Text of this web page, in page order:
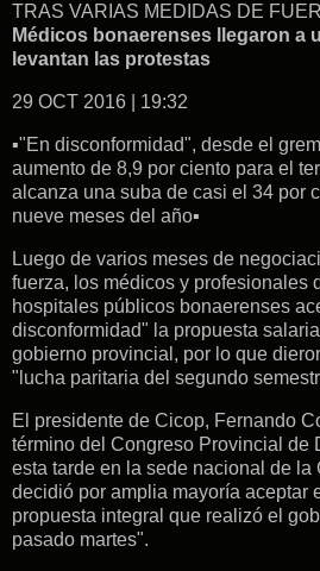
TRAS VARIAS MEDIDAS DE
Médicos bonaerenses llegaron a
levantan las protestas
29 OCT 2016 | 19:32
▪"En disconformidad", desde el
aumento de 8,9 por ciento para el
alcanza una suba de casi el 34 por
nueve meses del año▪
Luego de varios meses de
fuerza, los médicos y profesionales
hospitales públicos bonaerenses
disconformidad" la propuesta
gobierno provincial, por lo que
"lucha paritaria del segundo
El presidente de Cicop, Fernando
término del Congreso Provincial de
esta tarde en la sede nacional de la
decidió por amplia mayoría aceptar
propuesta integral que realizó el
pasado martes".